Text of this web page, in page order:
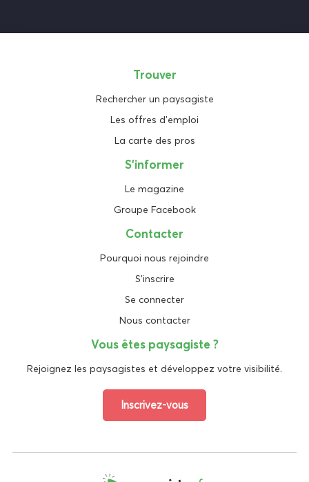
Trouver
Rechercher un paysagiste
Les offres d'emploi
La carte des pros
S'informer
Le magazine
Groupe Facebook
Contacter
Pourquoi nous rejoindre
S'inscrire
Se connecter
Nous contacter
Vous êtes paysagiste ?
Rejoignez les paysagistes et développez votre visibilité.
Inscrivez-vous